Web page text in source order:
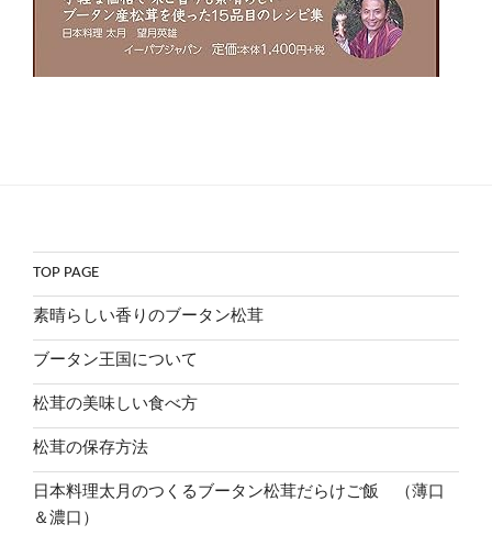
TOP PAGE
素晴らしい香りのブータン松茸
ブータン王国について
松茸の美味しい食べ方
松茸の保存方法
日本料理太月のつくるブータン松茸だらけご飯 （薄口
＆濃口）